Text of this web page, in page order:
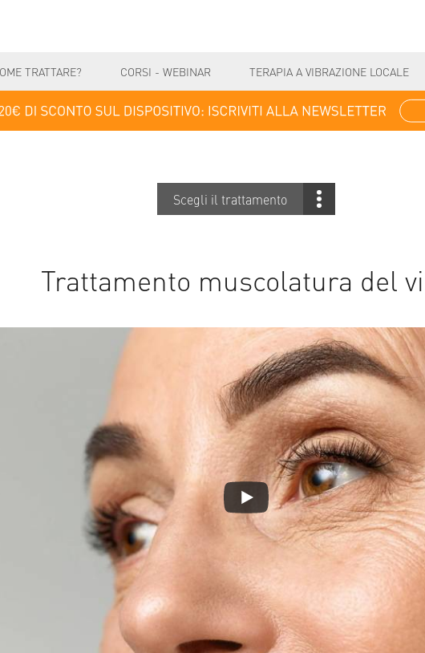
TRATTARE? CORSI - WEBINAR TERAPIA A VIBRAZIONE LOCALE
Scegli il trattamento
Trattamento muscolatura del